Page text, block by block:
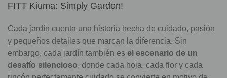
FITT Kiuma: Simply Garden!
Cada jardín cuenta una historia hecha de cuidado, pasión
y pequeños detalles que marcan la diferencia. Sin
embargo, cada jardín también es el escenario de un
desafío silencioso, donde cada hoja, cada flor y cada